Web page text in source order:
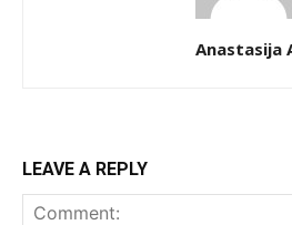
Anastasija
LEAVE A REPLY